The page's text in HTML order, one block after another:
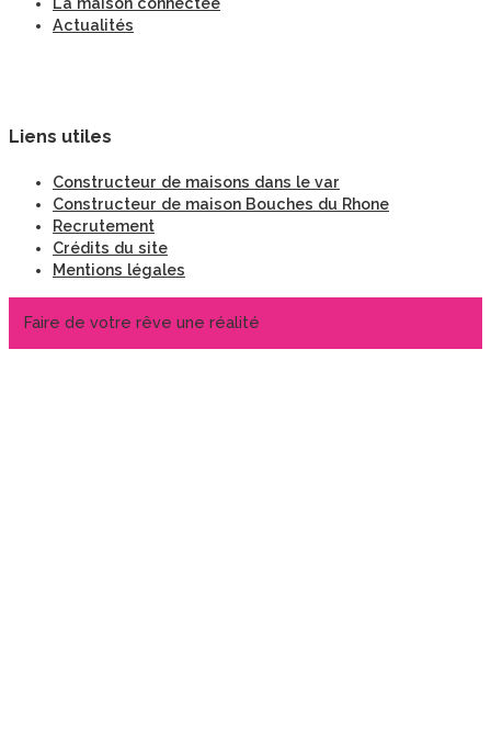
Actualités
Liens utiles
Constructeur de maisons dans le var
Constructeur de maison Bouches du Rhone
Recrutement
Crédits du site
Mentions légales
Faire de votre rêve une réalité